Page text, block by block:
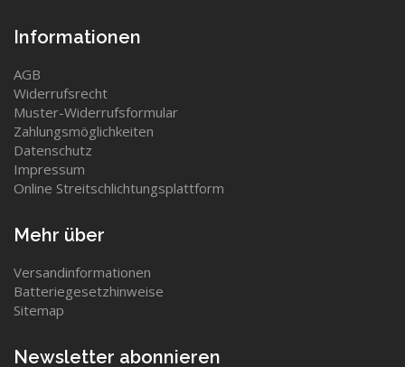
Informationen
AGB
Widerrufsrecht
Muster-Widerrufsformular
Zahlungsmöglichkeiten
Datenschutz
Impressum
Online Streitschlichtungsplattform
Mehr über
Versandinformationen
Batteriegesetzhinweise
Sitemap
Newsletter abonnieren